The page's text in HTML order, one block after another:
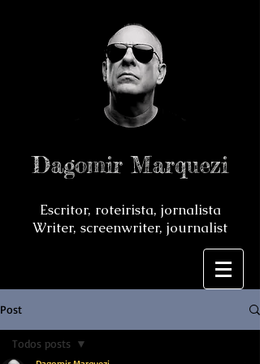
Dagomir Marquezi
Escritor, roteirista, jornalista
Writer, screenwriter, journalist
Post
Todos posts